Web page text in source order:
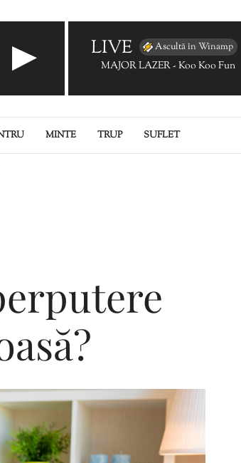
LIVE Ascultă în Winamp
MAJOR LAZER - Koo Koo Fun
MINTE TRUP SUFLET
Editorial Mihai
Morar: CUM L-AM
SALVAT PE FĂT-
FRUMOS